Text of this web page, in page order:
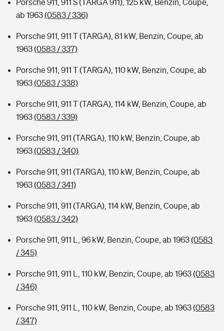
Porsche 911, 911 S (TARGA 911), 125 kW, Benzin, Coupe,
ab 1963(0583 / 336)
Porsche 911, 911 T (TARGA), 81 kW, Benzin, Coupe, ab
1963(0583 / 337)
Porsche 911, 911 T (TARGA), 110 kW, Benzin, Coupe, ab
1963(0583 / 338)
Porsche 911, 911 T (TARGA), 114 kW, Benzin, Coupe, ab
1963(0583 / 339)
Porsche 911, 911 (TARGA), 110 kW, Benzin, Coupe, ab
1963(0583 / 340)
Porsche 911, 911 (TARGA), 110 kW, Benzin, Coupe, ab
1963(0583 / 341)
Porsche 911, 911 (TARGA), 114 kW, Benzin, Coupe, ab
1963(0583 / 342)
Porsche 911, 911 L, 96 kW, Benzin, Coupe, ab 1963(0583
/ 345)
Porsche 911, 911 L, 110 kW, Benzin, Coupe, ab 1963(0583
/ 346)
Porsche 911, 911 L, 110 kW, Benzin, Coupe, ab 1963(0583
/ 347)